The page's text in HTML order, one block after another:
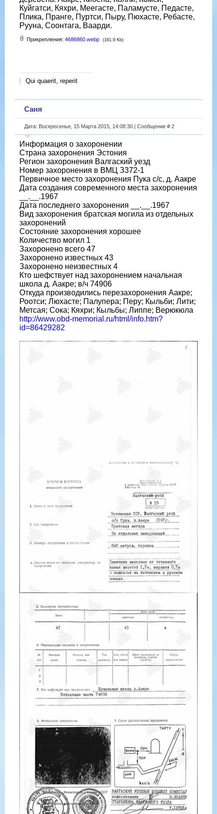
Куйгатси, Кяхри, Меегасте, Паламусте, Педасте,
Плика, Пранге, Пуртси, Пыру, Пюхасте, Ребасте,
Рууна, Соонтага, Ваарди.
Прикрепления: 4686860.webp (161.9 Kb)
Qui quaerit, reperit
Саня
Дата: Воскресенье, 15 Марта 2015, 14:08:30 | Сообщение # 2
Информация о захоронении
Страна захоронения Эстония
Регион захоронения Валгаский уезд
Номер захоронения в ВМЦ З372-1
Первичное место захоронения Пука с/с, д. Аакре
Дата создания современного места захоронения
__.__.1967
Дата последнего захоронения __.__.1967
Вид захоронения братская могила из отдельных
захоронений
Состояние захоронения хорошее
Количество могил 1
Захоронено всего 47
Захоронено известных 43
Захоронено неизвестных 4
Кто шефствует над захоронением начальная
школа д. Аакре; в/ч 74906
Откуда производились перезахоронения Аакре;
Роотси; Люхасте; Палупера; Перу; Кыльби; Лити;
Метсая; Сока; Кяхри; Кыльбы; Липпе; Верюкюла
http://www.obd-memorial.ru/html/info.htm?
id=86429282